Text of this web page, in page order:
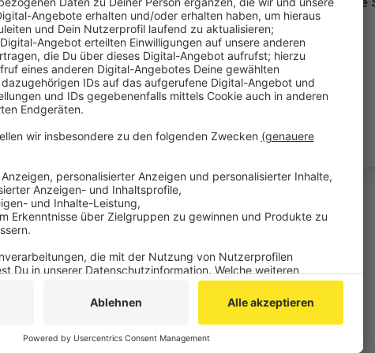
gestartet.
Veröffentlicht: Montag, 18.05.2020 14:00
Anzeige